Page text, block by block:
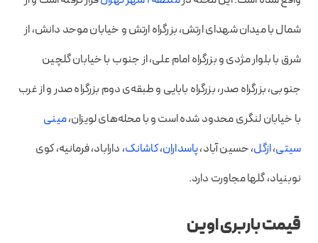
شمال با میدان شهدای ارتش، بزرگراه ارتش و خیابان موحد دانش، از
شرق با بلوار مژدی و بزرگراه امام علی، از جنوب با خیابان گلچین
جنوبی، بزرگراه صدر، بزرگراه بابایی و طبقه‌ی دوم بزرگراه صدر و از غرب
با خیابان لنگری محدود شده است و با محله‌های ‌لویزان،مینی
سیتی،ازگل، حسین آباد،پاسداران،کاشانک، داراباد، فرمانیه، کوی
نوبنیاد، گلها مجاورت دارد.
قیمت باربری اوین